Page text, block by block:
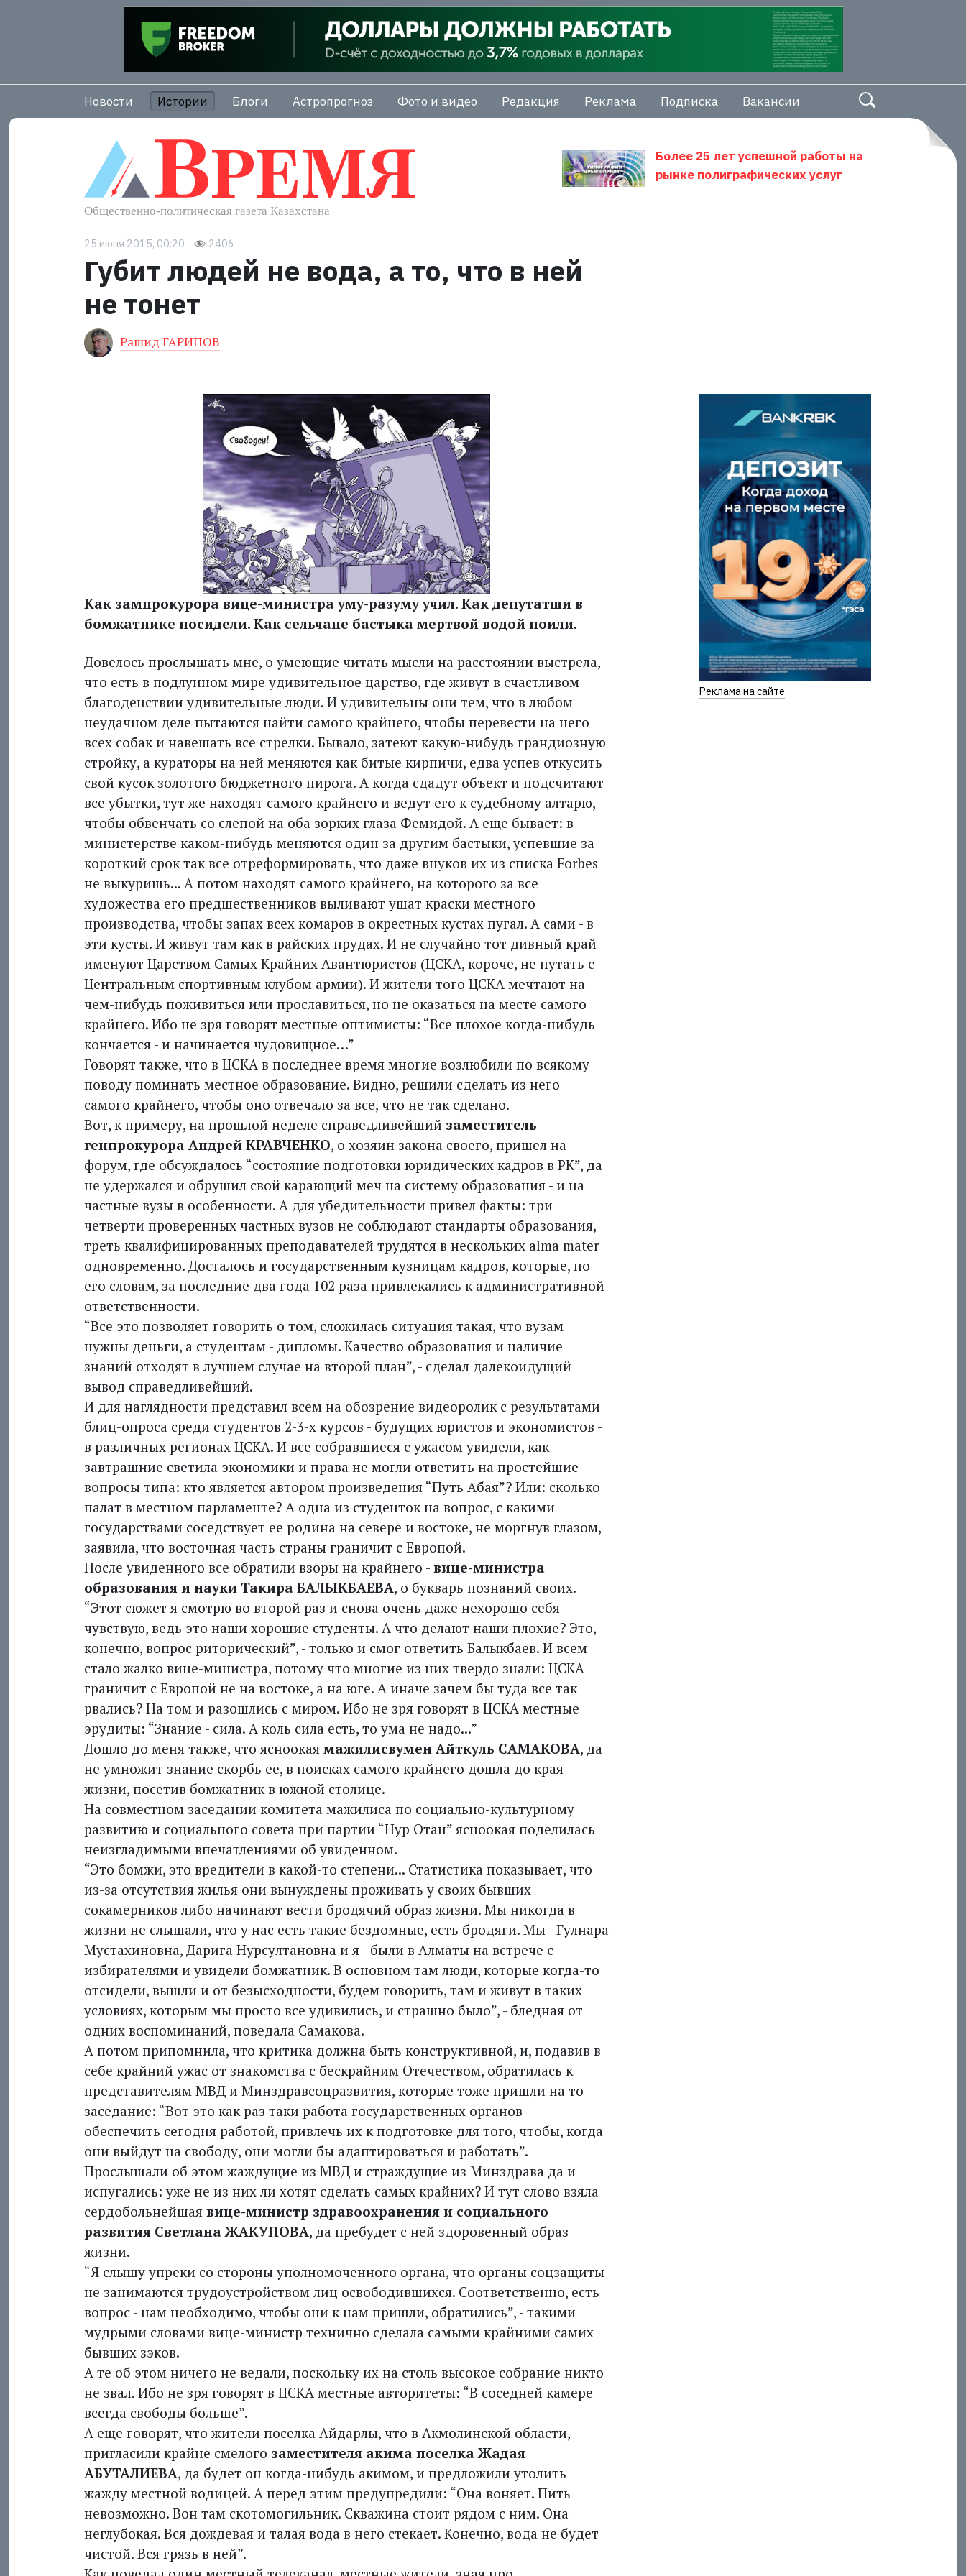
Новости Истории Блоги Астропрогноз Фото и видео Редакция Реклама Подписка Вакансии
Более 25 лет успешной работы на
рынке полиграфических услуг
25 июня 2015, 00:20 2406
Губит людей не вода, а то, что в ней
не тонет
Рашид ГАРИПОВ
Как зампрокурора вице-министра уму-разуму учил. Как депутатши в
бомжатнике посидели. Как сельчане бастыка мертвой водой поили.
Довелось прослышать мне, о умеющие читать мысли на расстоянии выстрела,
что есть в подлунном мире удивительное царство, где живут в счастливом
благоденствии удивительные люди. И удивительны они тем, что в любом
неудачном деле пытаются найти самого крайнего, чтобы перевести на него
всех собак и навешать все стрелки. Бывало, затеют какую-нибудь грандиозную
стройку, а кураторы на ней меняются как битые кирпичи, едва успев откусить
свой кусок золотого бюджетного пирога. А когда сдадут объект и подсчитают
все убытки, тут же находят самого крайнего и ведут его к судебному алтарю,
чтобы обвенчать со слепой на оба зорких глаза Фемидой. А еще бывает: в
министерстве каком-нибудь меняются один за другим бастыки, успевшие за
короткий срок так все отреформировать, что даже внуков их из списка Forbes
не выкуришь... А потом находят самого крайнего, на которого за все
художества его предшественников выливают ушат краски местного
производства, чтобы запах всех комаров в окрестных кустах пугал. А сами - в
эти кусты. И живут там как в райских прудах. И не случайно тот дивный край
именуют Царством Самых Крайних Авантюристов (ЦСКА, короче, не путать с
Центральным спортивным клубом армии). И жители того ЦСКА мечтают на
чем-нибудь поживиться или прославиться, но не оказаться на месте самого
крайнего. Ибо не зря говорят местные оптимисты: “Все плохое когда-нибудь
кончается - и начинается чудовищное…”
Говорят также, что в ЦСКА в последнее время многие возлюбили по всякому
поводу поминать местное образование. Видно, решили сделать из него
самого крайнего, чтобы оно отвечало за все, что не так сделано.
Вот, к примеру, на прошлой неделе справедливейший заместитель
генпрокурора Андрей КРАВЧЕНКО, о хозяин закона своего, пришел на
форум, где обсуждалось “состояние подготовки юридических кадров в РК”, да
не удержался и обрушил свой карающий меч на систему образования - и на
частные вузы в особенности. А для убедительности привел факты: три
четверти проверенных частных вузов не соблюдают стандарты образования,
треть квалифицированных преподавателей трудятся в нескольких alma mater
одновременно. Досталось и государственным кузницам кадров, которые, по
его словам, за последние два года 102 раза привлекались к административной
ответственности.
“Все это позволяет говорить о том, сложилась ситуация такая, что вузам
нужны деньги, а студентам - дипломы. Качество образования и наличие
знаний отходят в лучшем случае на второй план”, - сделал далекоидущий
вывод справедливейший.
И для наглядности представил всем на обозрение видеоролик с результатами
блиц-опроса среди студентов 2-3-х курсов - будущих юристов и экономистов -
в различных регионах ЦСКА. И все собравшиеся с ужасом увидели, как
завтрашние светила экономики и права не могли ответить на простейшие
вопросы типа: кто является автором произведения “Путь Абая”? Или: сколько
палат в местном парламенте? А одна из студенток на вопрос, с какими
государствами соседствует ее родина на севере и востоке, не моргнув глазом,
заявила, что восточная часть страны граничит с Европой.
После увиденного все обратили взоры на крайнего - вице-министра
образования и науки Такира БАЛЫКБАЕВА, о букварь познаний своих.
“Этот сюжет я смотрю во второй раз и снова очень даже нехорошо себя
чувствую, ведь это наши хорошие студенты. А что делают наши плохие? Это,
конечно, вопрос риторический”, - только и смог ответить Балыкбаев. И всем
стало жалко вице-министра, потому что многие из них твердо знали: ЦСКА
граничит с Европой не на востоке, а на юге. А иначе зачем бы туда все так
рвались? На том и разошлись с миром. Ибо не зря говорят в ЦСКА местные
эрудиты: “Знание - сила. А коль сила есть, то ума не надо...”
Дошло до меня также, что ясноокая мажилисвумен Айткуль САМАКОВА, да
не умножит знание скорбь ее, в поисках самого крайнего дошла до края
жизни, посетив бомжатник в южной столице.
На совместном заседании комитета мажилиса по социально-культурному
развитию и социального совета при партии “Нур Отан” ясноокая поделилась
неизгладимыми впечатлениями об увиденном.
“Это бомжи, это вредители в какой-то степени... Статистика показывает, что
из-за отсутствия жилья они вынуждены проживать у своих бывших
сокамерников либо начинают вести бродячий образ жизни. Мы никогда в
жизни не слышали, что у нас есть такие бездомные, есть бродяги. Мы - Гулнара
Мустахиновна, Дарига Нурсултановна и я - были в Алматы на встрече с
избирателями и увидели бомжатник. В основном там люди, которые когда-то
отсидели, вышли и от безысходности, будем говорить, там и живут в таких
условиях, которым мы просто все удивились, и страшно было”, - бледная от
одних воспоминаний, поведала Самакова.
А потом припомнила, что критика должна быть конструктивной, и, подавив в
себе крайний ужас от знакомства с бескрайним Отечеством, обратилась к
представителям МВД и Минздравсоцразвития, которые тоже пришли на то
заседание: “Вот это как раз таки работа государственных органов -
обеспечить сегодня работой, привлечь их к подготовке для того, чтобы, когда
они выйдут на свободу, они могли бы адаптироваться и работать”.
Прослышали об этом жаждущие из МВД и страждущие из Минздрава да и
испугались: уже не из них ли хотят сделать самых крайних? И тут слово взяла
сердобольнейшая вице-министр здравоохранения и социального
развития Светлана ЖАКУПОВА, да пребудет с ней здоровенный образ
жизни.
“Я слышу упреки со стороны уполномоченного органа, что органы соцзащиты
не занимаются трудоустройством лиц освободившихся. Соответственно, есть
вопрос - нам необходимо, чтобы они к нам пришли, обратились”, - такими
мудрыми словами вице-министр технично сделала самыми крайними самих
бывших зэков.
А те об этом ничего не ведали, поскольку их на столь высокое собрание никто
не звал. Ибо не зря говорят в ЦСКА местные авторитеты: “В соседней камере
всегда свободы больше”.
А еще говорят, что жители поселка Айдарлы, что в Акмолинской области,
пригласили крайне смелого заместителя акима поселка Жадая
АБУТАЛИЕВА, да будет он когда-нибудь акимом, и предложили утолить
жажду местной водицей. А перед этим предупредили: “Она воняет. Пить
невозможно. Вон там скотомогильник. Скважина стоит рядом с ним. Она
неглубокая. Вся дождевая и талая вода в него стекает. Конечно, вода не будет
чистой. Вся грязь в ней”.
Реклама на сайте